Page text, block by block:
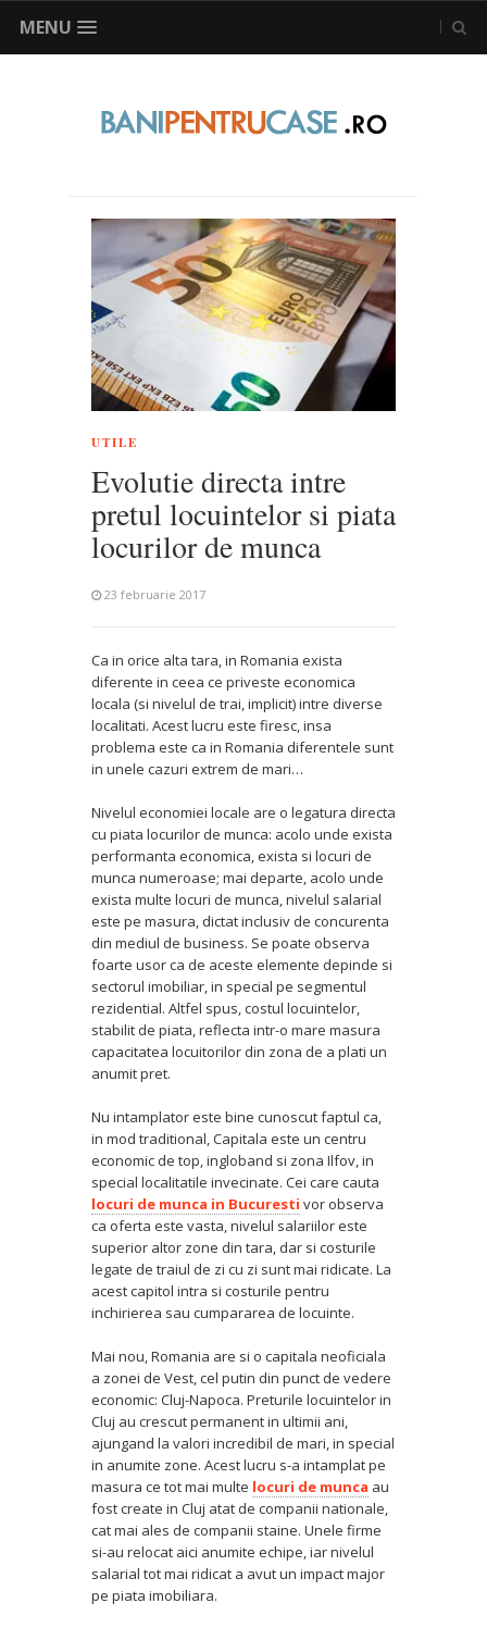
MENU
UTILE
Evolutie directa intre
pretul locuintelor si piata
locurilor de munca
23 februarie 2017
Ca in orice alta tara, in Romania exista
diferente in ceea ce priveste economica
locala (si nivelul de trai, implicit) intre diverse
localitati. Acest lucru este firesc, insa
problema este ca in Romania diferentele sunt
in unele cazuri extrem de mari…
Nivelul economiei locale are o legatura directa
cu piata locurilor de munca: acolo unde exista
performanta economica, exista si locuri de
munca numeroase; mai departe, acolo unde
exista multe locuri de munca, nivelul salarial
este pe masura, dictat inclusiv de concurenta
din mediul de business. Se poate observa
foarte usor ca de aceste elemente depinde si
sectorul imobiliar, in special pe segmentul
rezidential. Altfel spus, costul locuintelor,
stabilit de piata, reflecta intr-o mare masura
capacitatea locuitorilor din zona de a plati un
anumit pret.
Nu intamplator este bine cunoscut faptul ca,
in mod traditional, Capitala este un centru
economic de top, ingloband si zona Ilfov, in
special localitatile invecinate. Cei care cauta
locuri de munca in Bucuresti vor observa
ca oferta este vasta, nivelul salariilor este
superior altor zone din tara, dar si costurile
legate de traiul de zi cu zi sunt mai ridicate. La
acest capitol intra si costurile pentru
inchirierea sau cumpararea de locuinte.
Mai nou, Romania are si o capitala neoficiala
a zonei de Vest, cel putin din punct de vedere
economic: Cluj-Napoca. Preturile locuintelor in
Cluj au crescut permanent in ultimii ani,
ajungand la valori incredibil de mari, in special
in anumite zone. Acest lucru s-a intamplat pe
masura ce tot mai multe locuri de munca au
fost create in Cluj atat de companii nationale,
cat mai ales de companii staine. Unele firme
si-au relocat aici anumite echipe, iar nivelul
salarial tot mai ridicat a avut un impact major
pe piata imobiliara.